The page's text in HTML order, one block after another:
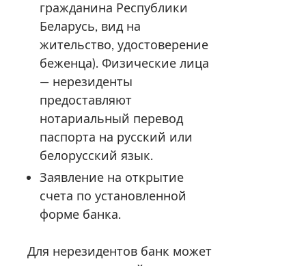
гражданина Республики
Беларусь, вид на
жительство, удостоверение
беженца). Физические лица
— нерезиденты
предоставляют
нотариальный перевод
паспорта на русский или
белорусский язык.
Заявление на открытие
счета по установленной
форме банка.
Для нерезидентов банк может